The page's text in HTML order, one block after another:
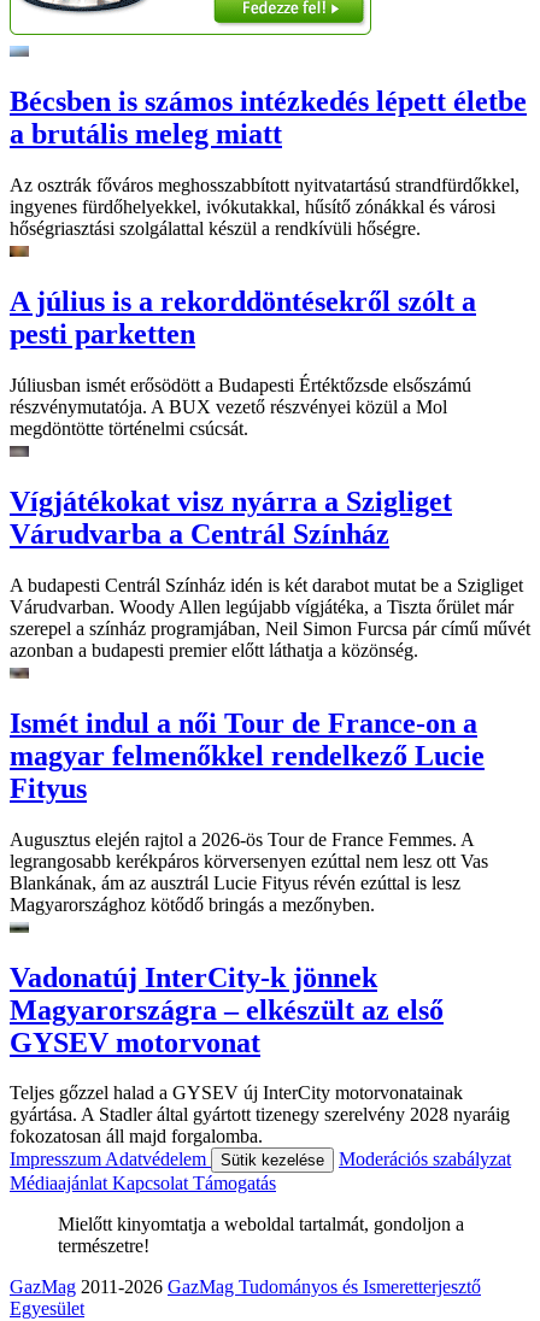
Bécsben is számos intézkedés lépett életbe
a brutális meleg miatt
Az osztrák főváros meghosszabbított nyitvatartású strandfürdőkkel,
ingyenes fürdőhelyekkel, ivókutakkal, hűsítő zónákkal és városi
hőségriasztási szolgálattal készül a rendkívüli hőségre.
A július is a rekorddöntésekről szólt a
pesti parketten
Júliusban ismét erősödött a Budapesti Értéktőzsde elsőszámú
részvénymutatója. A BUX vezető részvényei közül a Mol
megdöntötte történelmi csúcsát.
Vígjátékokat visz nyárra a Szigliget
Várudvarba a Centrál Színház
A budapesti Centrál Színház idén is két darabot mutat be a Szigliget
Várudvarban. Woody Allen legújabb vígjátéka, a Tiszta őrület már
szerepel a színház programjában, Neil Simon Furcsa pár című művét
azonban a budapesti premier előtt láthatja a közönség.
Ismét indul a női Tour de France-on a
magyar felmenőkkel rendelkező Lucie
Fityus
Augusztus elején rajtol a 2026-ös Tour de France Femmes. A
legrangosabb kerékpáros körversenyen ezúttal nem lesz ott Vas
Blankának, ám az ausztrál Lucie Fityus révén ezúttal is lesz
Magyarországhoz kötődő bringás a mezőnyben.
Vadonatúj InterCity-k jönnek
Magyarországra – elkészült az első
GYSEV motorvonat
Teljes gőzzel halad a GYSEV új InterCity motorvonatainak
gyártása. A Stadler által gyártott tizenegy szerelvény 2028 nyaráig
fokozatosan áll majd forgalomba.
ImpresszumAdatvédelem Sütik kezelése
Moderációs szabályzat
MédiaajánlatKapcsolatTámogatás
Mielőtt kinyomtatja a weboldal tartalmát, gondoljon a
természetre!
GazMag 2011-2026 GazMag Tudományos és Ismeretterjesztő
Egyesület